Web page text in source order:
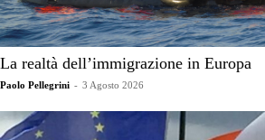
La realtà dell’immigrazione in Europa
Paolo Pellegrini - 3 Agosto 2026